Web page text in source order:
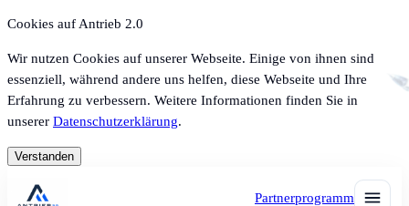
Cookies auf Antrieb 2.0
Wir nutzen Cookies auf unserer Webseite. Einige von ihnen sind
essenziell, während andere uns helfen, diese Webseite und Ihre
Erfahrung zu verbessern. Weitere Informationen finden Sie in
unserer Datenschutzerklärung.
Verstanden
Partnerprogramm